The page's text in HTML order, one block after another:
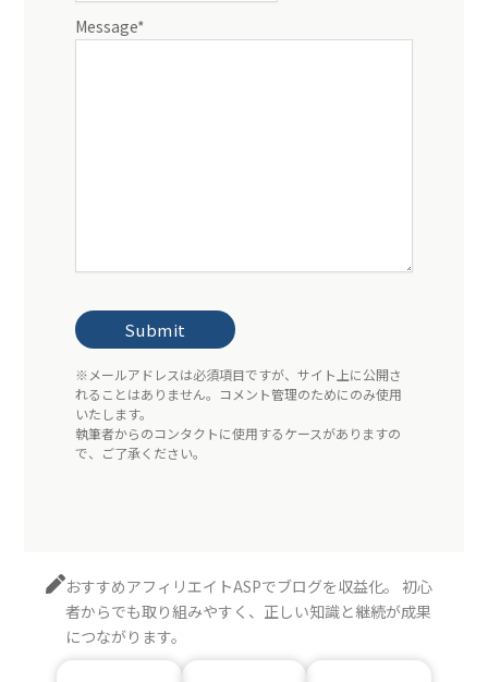
Message*
おすすめアフィリエイトASPでブログを収益化。 初心
者からでも取り組みやすく、正しい知識と継続が成果
につながります。